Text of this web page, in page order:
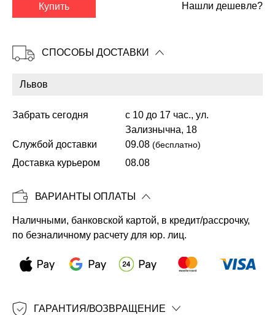
Копировать
Купить Нашли дешевле?
СПОСОБЫ ДОСТАВКИ
Забрать сегодня
с 10 до 17 час., ул.
Зализнычна, 18
Службой доставки
09.08 (бесплатно)
Доставка курьером 08.08
ВАРИАНТЫ ОПЛАТЫ
Наличными, банковской картой, в кредит/рассрочку,
по безналичному расчету для юр. лиц.
ГАРАНТИЯ/ВОЗВРАЩЕНИЕ